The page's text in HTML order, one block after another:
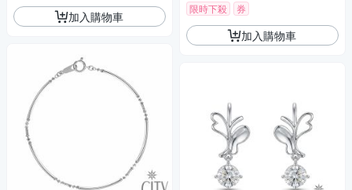
加入購物車 限時下殺 券
加入購物車